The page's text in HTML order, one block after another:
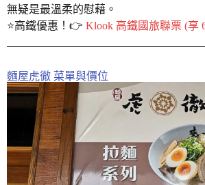
無疑是最溫柔的慰藉。
⭐️高鐵優惠！👉 Klook 高鐵國旅聯票 (享
麵屋虎徹 菜單與價位